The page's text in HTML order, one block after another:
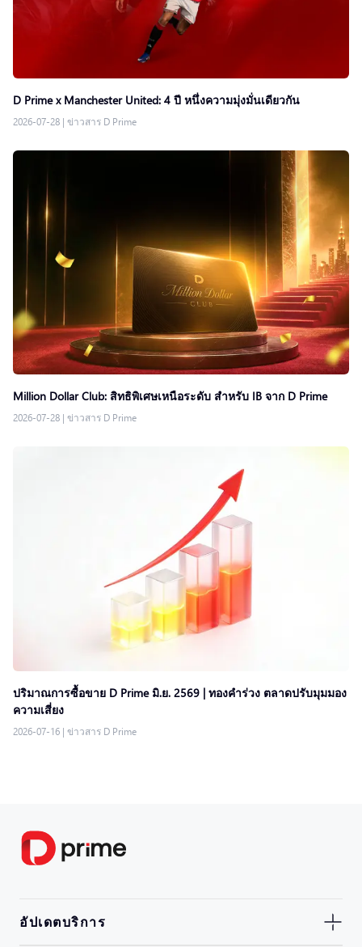
D Prime x Manchester United: 4 ปี หนึ่งความมุ่งมั่นเดียวกัน
2026-07-28 | ข่าวสาร D Prime
Million Dollar Club: สิทธิพิเศษเหนือระดับ สำหรับ IB จาก D Prime
2026-07-28 | ข่าวสาร D Prime
ปริมาณการซื้อขาย D Prime มิ.ย. 2569 | ทองคำร่วง ตลาดปรับมุมมอง
ความเสี่ยง
2026-07-16 | ข่าวสาร D Prime
อัปเดตบริการ